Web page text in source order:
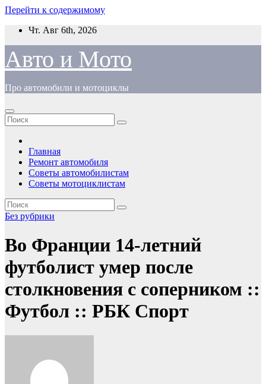
Перейти к содержимому
Чт. Авг 6th, 2026
Авто и Мото
Про автомобили и мотоциклы
Главная
Ремонт автомобиля
Советы автомобилистам
Советы мотоциклистам
Без рубрики
Во Франции 14-летний
футболист умер после
столкновения с соперником ::
Футбол :: РБК Спорт